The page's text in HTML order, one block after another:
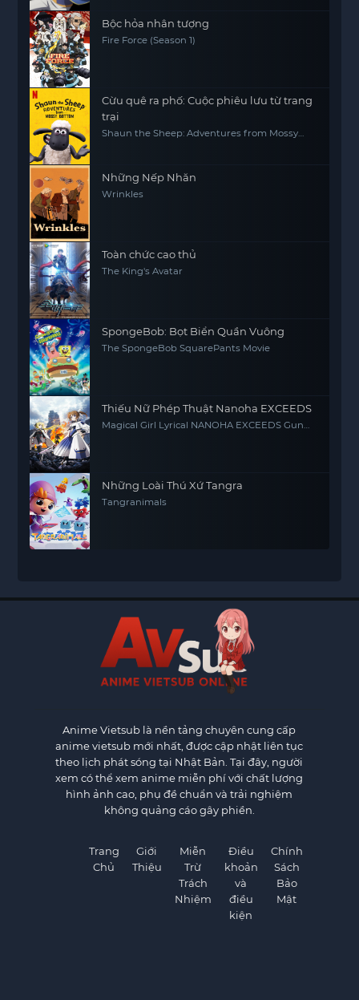
Sage in the World
Bộc hỏa nhân tượng
Fire Force (Season 1)
Cừu quê ra phố: Cuộc phiêu lưu từ trang
trại
Shaun the Sheep: Adventures from Mossy
Những Nếp Nhăn
Wrinkles
Toàn chức cao thủ
The King's Avatar
SpongeBob: Bọt Biển Quần Vuông
The SpongeBob SquarePants Movie
Thiếu Nữ Phép Thuật Nanoha EXCEEDS
Magical Girl Lyrical NANOHA EXCEEDS Gun
Những Loài Thú Xứ Tangra
Tangranimals
Anime Vietsub là nền tảng chuyên cung cấp
anime vietsub mới nhất, được cập nhật liên tục
theo lịch phát sóng tại Nhật Bản. Tại đây, người
xem có thể xem anime miễn phí với chất lượng
hình ảnh cao, phụ đề chuẩn và trải nghiệm
không quảng cáo gây phiền.
Trang
Chủ
Giới
Thiệu
Miễn
Trừ
Trách
Nhiệm
Điều
khoản
và
điều
kiện
Chính
Sách
Bảo
Mật